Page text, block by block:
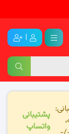
|
پشتیبانی
واتساپ